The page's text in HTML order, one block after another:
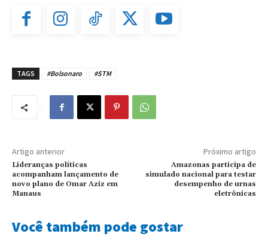
TAGS #Bolsonaro #STM
Artigo anterior
Lideranças políticas
acompanham lançamento de
novo plano de Omar Aziz em
Manaus
Próximo artigo
Amazonas participa de
simulado nacional para testar
desempenho de urnas
eletrônicas
Você também pode gostar